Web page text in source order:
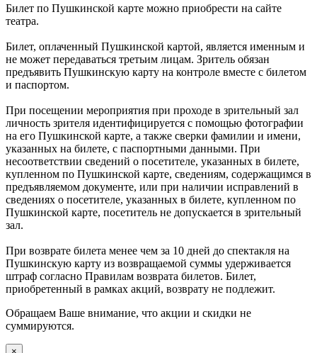
Билет по Пушкинской карте можно приобрести на сайте
театра.
Билет, оплаченный Пушкинской картой, является именным и
не может передаваться третьим лицам. Зритель обязан
предъявить Пушкинскую карту на контроле вместе с билетом
и паспортом.
При посещении мероприятия при проходе в зрительный зал
личность зрителя идентифицируется с помощью фотографии
на его Пушкинской карте, а также сверки фамилии и имени,
указанных на билете, с паспортными данными. При
несоответствии сведений о посетителе, указанных в билете,
купленном по Пушкинской карте, сведениям, содержащимся в
предъявляемом документе, или при наличии исправлений в
сведениях о посетителе, указанных в билете, купленном по
Пушкинской карте, посетитель не допускается в зрительный
зал.
При возврате билета менее чем за 10 дней до спектакля на
Пушкинскую карту из возвращаемой суммы удерживается
штраф согласно Правилам возврата билетов. Билет,
приобретенный в рамках акций, возврату не подлежит.
Обращаем Ваше внимание, что акции и скидки не
суммируются.